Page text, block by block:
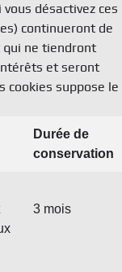
désactivez ces
continueront de
qui ne tiendront
et seront
cookies suppose le
Durée de
conservation
3 mois